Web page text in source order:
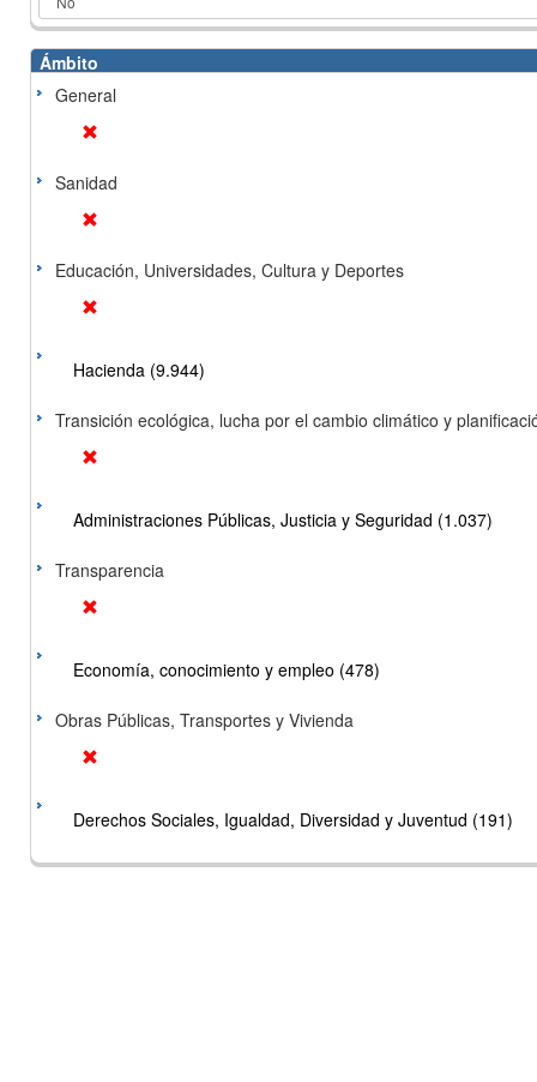
Ámbito
General
Sanidad
Educación, Universidades, Cultura y Deportes
Hacienda (9.944)
Transición ecológica, lucha por el cambio climático y
Administraciones Públicas, Justicia y Seguridad (1.037)
Transparencia
Economía, conocimiento y empleo (478)
Obras Públicas, Transportes y Vivienda
Derechos Sociales, Igualdad, Diversidad y Juventud (191)